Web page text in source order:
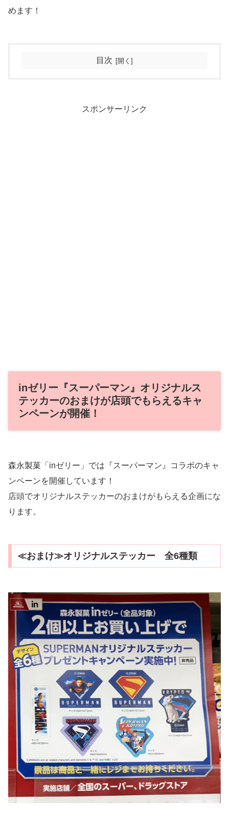
めます！
目次
スポンサーリンク
inゼリー『スーパーマン』オリジナルス
テッカーのおまけが店頭でもらえるキャ
ンペーンが開催！
森永製菓「inゼリー」では『スーパーマン』コラボのキャ
ンペーンを開催しています！
店頭でオリジナルステッカーのおまけがもらえる企画にな
ります。
≪おまけ≫オリジナルステッカー 全6種類